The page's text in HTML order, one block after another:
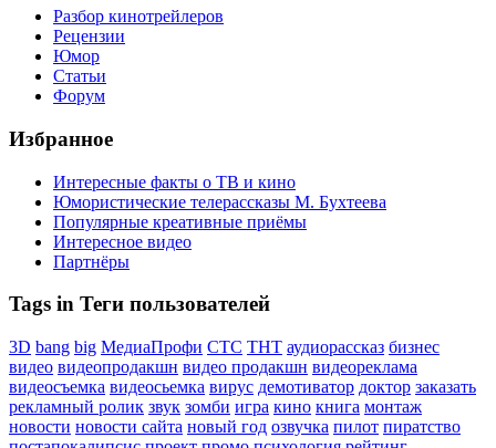
Разбор кинотрейлеров
Рецензии
Юмор
Статьи
Форум
Избранное
Интересные факты о ТВ и кино
Юмористические телерассказы М. Бухтеева
Популярные креативные приёмы
Интересное видео
Партнёры
Tags in Теги пользователей
3D bang big МедиаПрофи СТС ТНТ аудиорассказ бизнес
видео видеопродакшн видео продакшн видеореклама
видеосъемка видеосьемка вирус демотиватор доктор заказать
рекламный ролик звук зомби игра кино книга монтаж
новости новости сайта новый год озвучка пилот пиратство